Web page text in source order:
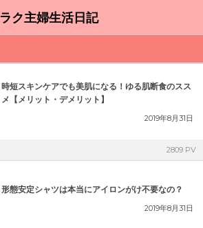
ラク主婦生活日記
時短スキンケアでも美肌になる！ゆる肌断食のスス
メ【メリット・デメリット】
2019年8月31日
2809 PV
形態安定シャツは本当にアイロンがけ不要なの？
2019年8月31日